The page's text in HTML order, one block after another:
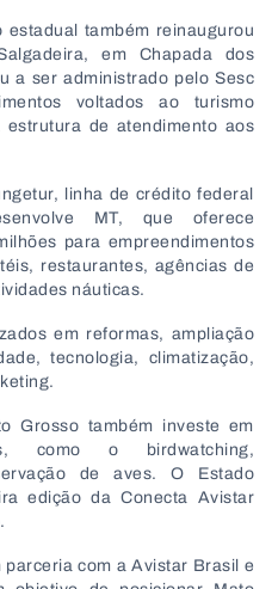
também reinaugurou
, em Chapada dos
a ser administrado pelo Sesc
voltados ao turismo
de atendimento aos
linha de crédito federal
MT, que oferece
para empreendimentos
restaurantes, agências de
náuticas.
em reformas, ampliação
tecnologia, climatização,
Grosso também investe em
como o birdwatching,
de aves. O Estado
edição daConecta Avistar
.
parceria com a Avistar Brasil e